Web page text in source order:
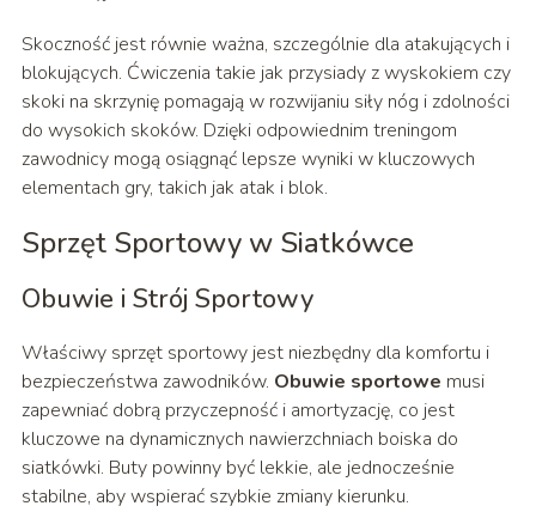
Skoczność jest równie ważna, szczególnie dla atakujących i
blokujących. Ćwiczenia takie jak przysiady z wyskokiem czy
skoki na skrzynię pomagają w rozwijaniu siły nóg i zdolności
do wysokich skoków. Dzięki odpowiednim treningom
zawodnicy mogą osiągnąć lepsze wyniki w kluczowych
elementach gry, takich jak atak i blok.
Sprzęt Sportowy w Siatkówce
Obuwie i Strój Sportowy
Właściwy sprzęt sportowy jest niezbędny dla komfortu i
bezpieczeństwa zawodników. Obuwie sportowe musi
zapewniać dobrą przyczepność i amortyzację, co jest
kluczowe na dynamicznych nawierzchniach boiska do
siatkówki. Buty powinny być lekkie, ale jednocześnie
stabilne, aby wspierać szybkie zmiany kierunku.